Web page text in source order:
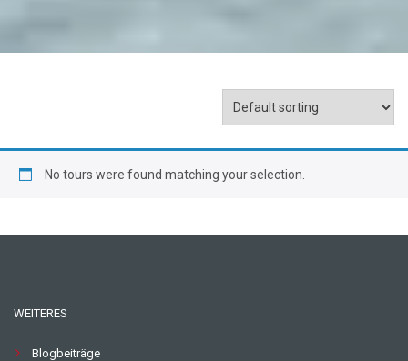
No tours were found matching your selection.
WEITERES
Blogbeiträge